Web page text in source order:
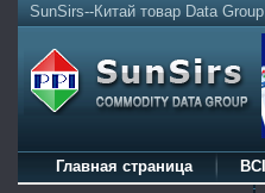
SunSirs--Китай товар Data Group
Главная страница BCI